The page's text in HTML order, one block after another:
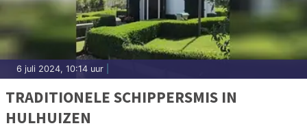
6 juli 2024, 10:14 uur
TRADITIONELE SCHIPPERSMIS IN
HULHUIZEN